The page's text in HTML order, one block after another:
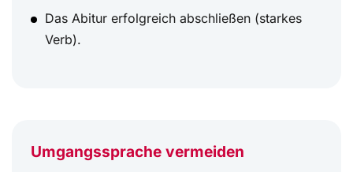
Das Abitur erfolgreich abschließen (starkes
Verb).
Umgangssprache vermeiden